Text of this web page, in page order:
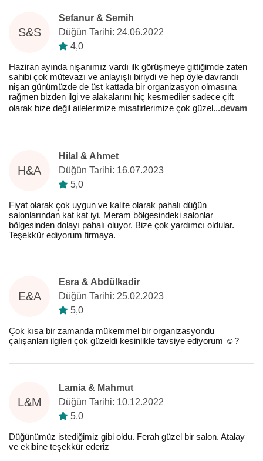
S&S
Sefanur & Semih
Düğün Tarihi: 24.06.2022
4,0
Haziran ayında nişanımız vardı ilk görüşmeye gittiğimde zaten
sahibi çok mütevazı ve anlayışlı biriydi ve hep öyle davrandı
nişan günümüzde de üst kattada bir organizasyon olmasına
rağmen bizden ilgi ve alakalarını hiç kesmediler sadece çift
olarak bize değil ailelerimize misafirlerimize çok güzel...devam
H&A
Hilal & Ahmet
Düğün Tarihi: 16.07.2023
5,0
Fiyat olarak çok uygun ve kalite olarak pahalı düğün
salonlarından kat kat iyi. Meram bölgesindeki salonlar
bölgesinden dolayı pahalı oluyor. Bize çok yardımcı oldular.
Teşekkür ediyorum firmaya.
E&A
Esra & Abdülkadir
Düğün Tarihi: 25.02.2023
5,0
Çok kısa bir zamanda mükemmel bir organizasyondu
çalışanları ilgileri çok güzeldi kesinlikle tavsiye ediyorum ☺️?
L&M
Lamia & Mahmut
Düğün Tarihi: 10.12.2022
5,0
Düğünümüz istediğimiz gibi oldu. Ferah güzel bir salon. Atalay
ve ekibine teşekkür ederiz